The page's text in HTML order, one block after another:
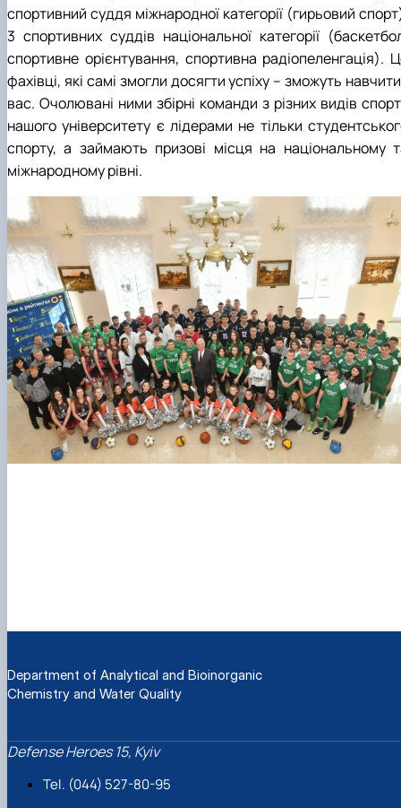
спортивний суддя міжнародної категорії (гирьовий
3 спортивних суддів національної категорії
спортивне орієнтування, спортивна радіопеленгація).
фахівці, які самі змогли досягти успіху – зможуть навчити
вас. Очолювані ними збірні команди з різних видів
нашого університету є лідерами не тільки
спорту, а займають призові місця на національному
міжнародному рівні.
Department of Analytical and Bioinorganic
Chemistry and Water Quality
Defense Heroes 15, Kyiv
Tel. (044) 527-80-95